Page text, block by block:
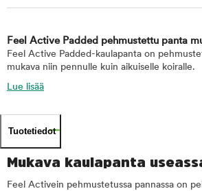
Feel Active Padded pehmustettu panta
Feel Active Padded-kaulapanta on
mukava niin pennulle kuin aikuiselle koiralle.
Lue lisää
Tuotetiedot
Mukava kaulapanta
Feel Activein pehmustetussa pannassa on